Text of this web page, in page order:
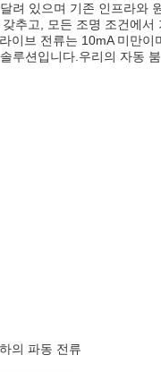
려 있으며 기존 인프라와
추고, 모든 조명 조건에
브 전류는 10mA 미만이
루션입니다.우리의 자동
의 파동 전류